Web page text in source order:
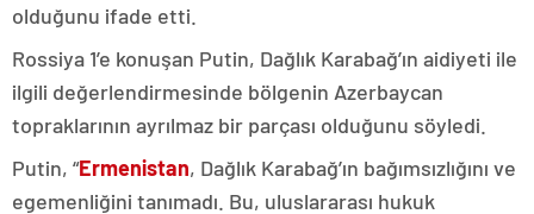
olduğunu ifade etti.
Rossiya 1’e konuşan Putin, Dağlık Karabağ’ın aidiyeti ile
ilgili değerlendirmesinde bölgenin Azerbaycan
topraklarının ayrılmaz bir parçası olduğunu söyledi.
Putin, “Ermenistan, Dağlık Karabağ’ın bağımsızlığını ve
egemenliğini tanımadı. Bu, uluslararası hukuk